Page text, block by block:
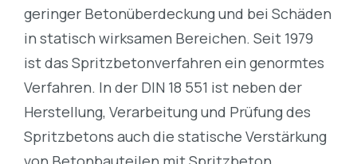
geringer Betonüberdeckung und bei Schäden
in statisch wirksamen Bereichen. Seit 1979
ist das Spritzbetonverfahren ein genormtes
Verfahren. In der DIN 18 551 ist neben der
Herstellung, Verarbeitung und Prüfung des
Spritzbetons auch die statische Verstärkung